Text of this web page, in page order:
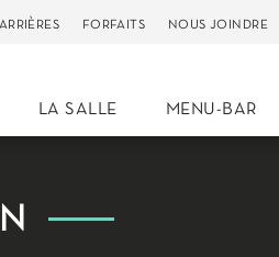
FORFAITS NOUS JOINDRE
LA SALLE MENU-BAR